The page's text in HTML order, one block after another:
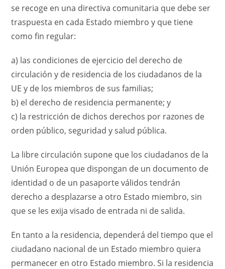
se recoge en una directiva comunitaria que debe ser
traspuesta en cada Estado miembro y que tiene
como fin regular:
a) las condiciones de ejercicio del derecho de
circulación y de residencia de los ciudadanos de la
UE y de los miembros de sus familias;
b) el derecho de residencia permanente; y
c) la restricción de dichos derechos por razones de
orden público, seguridad y salud pública.
La libre circulación supone que los ciudadanos de la
Unión Europea que dispongan de un documento de
identidad o de un pasaporte válidos tendrán
derecho a desplazarse a otro Estado miembro, sin
que se les exija visado de entrada ni de salida.
En tanto a la residencia, dependerá del tiempo que el
ciudadano nacional de un Estado miembro quiera
permanecer en otro Estado miembro. Si la residencia